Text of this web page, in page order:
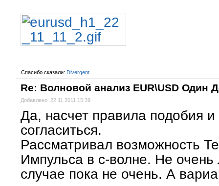
Спасибо сказали: Divergent
Re: Волновой анализ EUR\USD Один
Добавлено: 22.11.2011 15:39
Да, насчет правила подобия
согласиться.
Рассматривал возможность
Импульса в с-волне. Не
случае пока не очень. А